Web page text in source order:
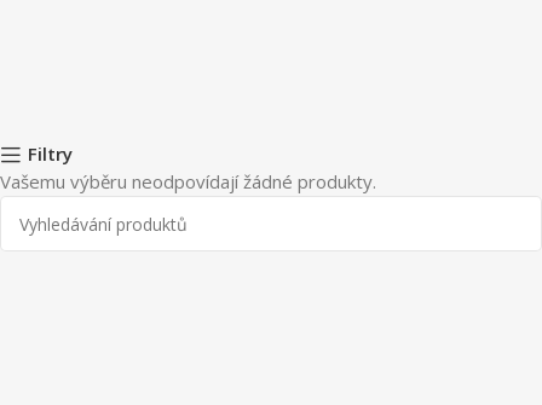
Filtry
Vašemu výběru neodpovídají žádné produkty.